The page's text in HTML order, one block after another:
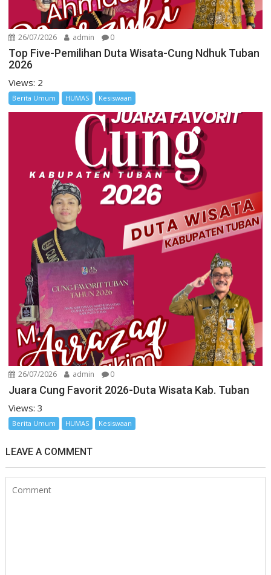
26/07/2026 admin 0
Top Five-Pemilihan Duta Wisata-Cung Ndhuk Tuban
2026
Views: 2
Berita Umum HUMAS Kesiswaan
26/07/2026 admin 0
Juara Cung Favorit 2026-Duta Wisata Kab. Tuban
Views: 3
Berita Umum HUMAS Kesiswaan
LEAVE A COMMENT